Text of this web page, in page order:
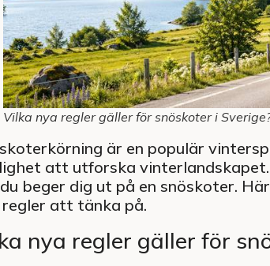
Vilka nya regler gäller för snöskoter i
är en populär
att utforska
beger dig ut på en snöskoter.
regler att tänka på.
nya regler gäller för